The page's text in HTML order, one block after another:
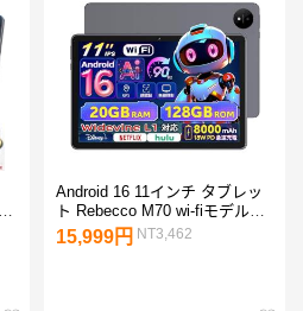
Android 16 11インチ タブレッ
ト Rebecco M70 wi-fiモデル
GPS搭載 大画面 90Hz Gemini
AI RAM20GB+ROM128GB 顔
15,999円 NT3,462